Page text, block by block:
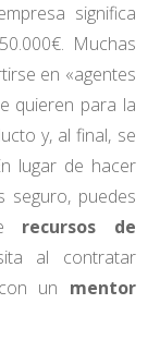
significa
Muchas
en «agentes
quieren para la
y, al final, se
lugar de hacer
seguro, puedes
recursos de
al contratar
con un mentor